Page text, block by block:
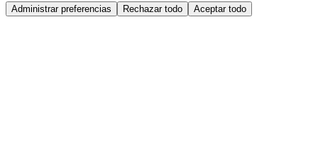
Administrar preferencias Rechazar todo Aceptar todo